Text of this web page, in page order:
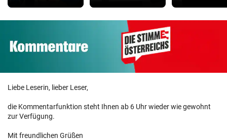
Liebe Leserin, lieber Leser,
die Kommentarfunktion steht Ihnen ab 6 Uhr wieder wie gewohnt
zur Verfügung.
Mit freundlichen Grüßen